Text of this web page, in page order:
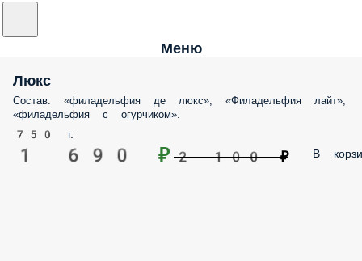
Меню
Люкс
Состав: «филадельфия де люкс», «Филадельфия лайт»,
«филадельфия с огурчиком».
750 г.
1 690 ₽ 2 100 ₽ В